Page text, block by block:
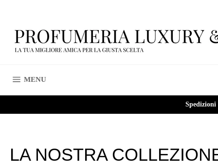
contenuti
MENUNAVIGAZIONE DEL SITO
LA NOSTRA